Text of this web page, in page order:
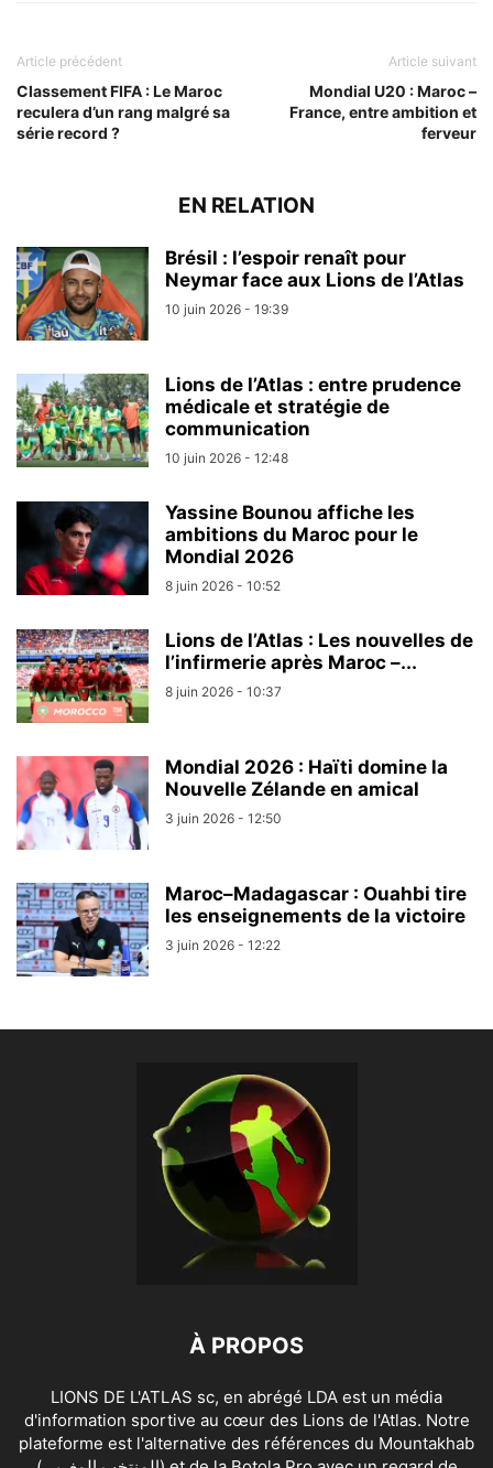
Article précédent
Classement FIFA : Le Maroc
reculera d’un rang malgré sa
série record ?
Article suivant
Mondial U20 : Maroc –
France, entre ambition et
ferveur
EN RELATION
Brésil : l’espoir renaît pour
Neymar face aux Lions de l’Atlas
10 juin 2026 - 19:39
Lions de l’Atlas : entre prudence
médicale et stratégie de
communication
10 juin 2026 - 12:48
Yassine Bounou affiche les
ambitions du Maroc pour le
Mondial 2026
8 juin 2026 - 10:52
Lions de l’Atlas : Les nouvelles de
l’infirmerie après Maroc –...
8 juin 2026 - 10:37
Mondial 2026 : Haïti domine la
Nouvelle Zélande en amical
3 juin 2026 - 12:50
Maroc–Madagascar : Ouahbi tire
les enseignements de la victoire
3 juin 2026 - 12:22
À PROPOS
LIONS DE L'ATLAS sc, en abrégé LDA est un média
d'information sportive au cœur des Lions de l'Atlas. Notre
plateforme est l'alternative des références du Mountakhab